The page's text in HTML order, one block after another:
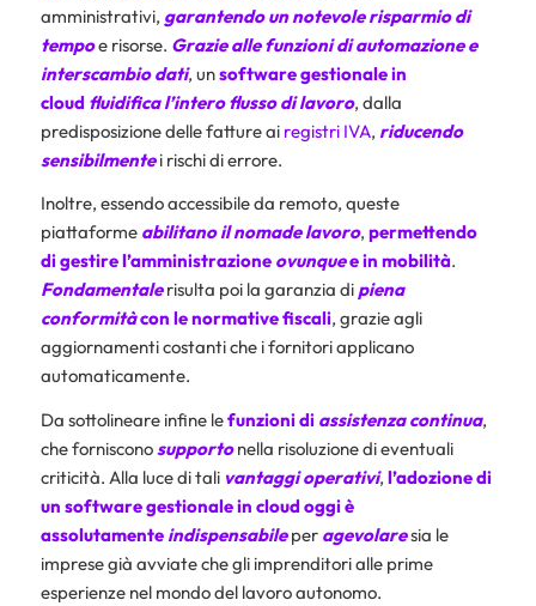
amministrativi, garantendo un notevole risparmio di
tempoe risorse. Grazie alle funzioni di automazione e
interscambio dati, unsoftware gestionale in
cloud fluidifica l’intero flusso di lavoro, dalla
predisposizione delle fatture ai registri IVA, riducendo
sensibilmentei rischi di errore.
Inoltre, essendo accessibile da remoto, queste
piattaforme abilitano il nomade lavoro, permettendo
di gestire l’amministrazione ovunquee in mobilità.
Fondamentalerisulta poi la garanzia di piena
conformitàcon le normative fiscali, grazie agli
aggiornamenti costanti che i fornitori applicano
automaticamente.
Da sottolineare infine lefunzioni di assistenza continua,
che fornisconosupportonella risoluzione di eventuali
criticità. Alla luce di tali vantaggi operativi, l’adozione di
un software gestionale in cloud oggi è
assolutamente indispensabileper agevolaresia le
imprese già avviate che gli imprenditori alle prime
esperienze nel mondo del lavoro autonomo.